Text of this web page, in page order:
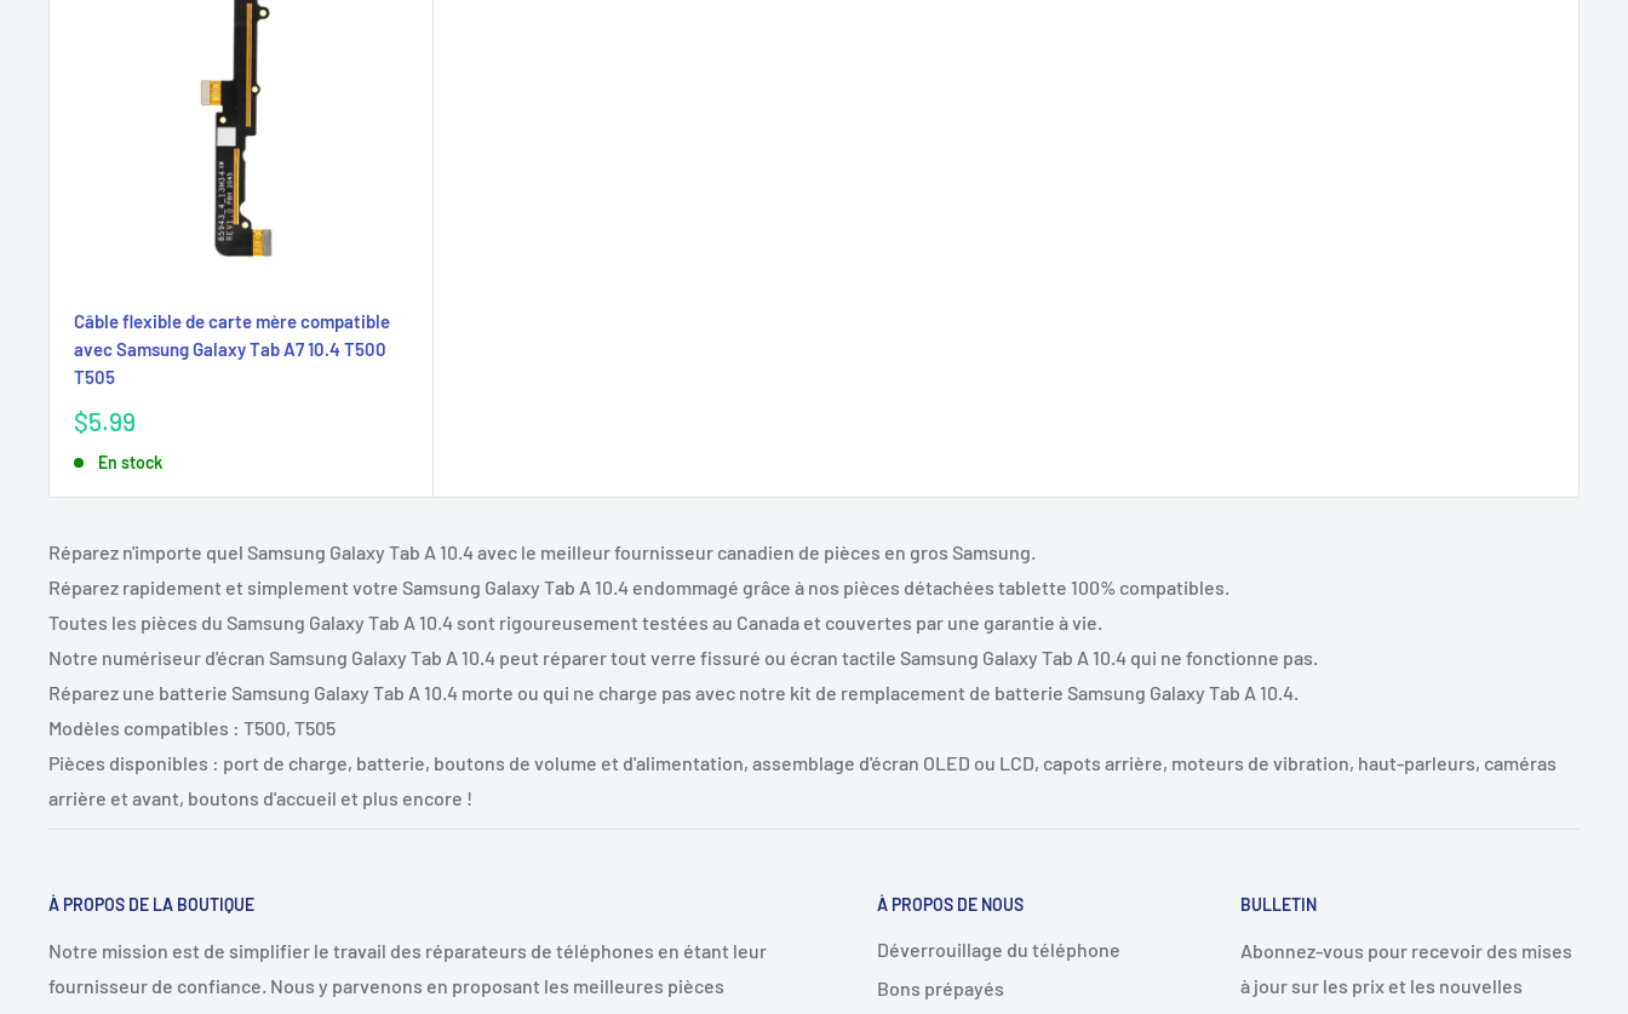
Câble flexible de carte mère compatible
avec Samsung Galaxy Tab A7 10.4 T500
T505
Prix
$5.99
En stock
Réparez n'importe quel Samsung Galaxy Tab A 10.4 avec le meilleur fournisseur canadien de pièces en gros Samsung.
Réparez rapidement et simplement votre Samsung Galaxy Tab A 10.4 endommagé grâce à nos pièces détachées tablette 100% compatibles.
Toutes les pièces du Samsung Galaxy Tab A 10.4 sont rigoureusement testées au Canada et couvertes par une garantie à vie.
Notre numériseur d'écran Samsung Galaxy Tab A 10.4 peut réparer tout verre fissuré ou écran tactile Samsung Galaxy Tab A 10.4 qui ne fonctionne pas.
Réparez une batterie Samsung Galaxy Tab A 10.4 morte ou qui ne charge pas avec notre kit de remplacement de batterie Samsung Galaxy Tab A 10.4.
Modèles compatibles : T500, T505
Pièces disponibles : port de charge, batterie, boutons de volume et d'alimentation, assemblage d'écran OLED ou LCD, capots arrière, moteurs de vibration, haut-parleurs, caméras
arrière et avant, boutons d'accueil et plus encore !
À PROPOS DE LA BOUTIQUE
Notre mission est de simplifier le travail des réparateurs de téléphones en étant leur
fournisseur de confiance. Nous y parvenons en proposant les meilleures pièces
À PROPOS DE NOUS
Déverrouillage du téléphone
Bons prépayés
BULLETIN
Abonnez-vous pour recevoir des mises
à jour sur les prix et les nouvelles